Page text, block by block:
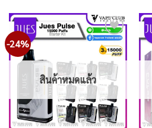
-24%
Add
to
wishlist
สินค้าหมดแล้ว